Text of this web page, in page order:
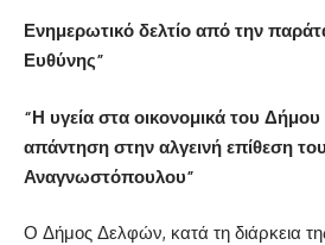
Ενημερωτικό δελτίο από την
Ευθύνης”
“Η υγεία στα οικονομικά του
απάντηση στην αλγεινή επίθεση
Αναγνωστόπουλου”
Ο Δήμος Δελφών, κατά τη διάρκεια